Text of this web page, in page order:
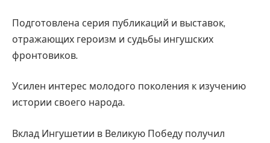
Подготовлена серия публикаций и выставок,
отражающих героизм и судьбы ингушских
фронтовиков.
Усилен интерес молодого поколения к изучению
истории своего народа.
Вклад Ингушетии в Великую Победу получил